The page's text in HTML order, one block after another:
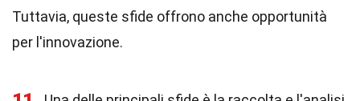
Tuttavia, queste sfide offrono anche opportunità
per l'innovazione.